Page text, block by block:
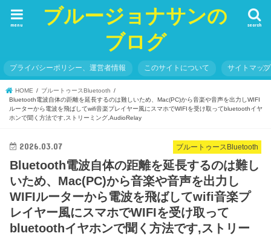
ブルージョナサンの
ブログ
search
menu
プライバシーポリシー、運営者情報 このサイトについて サイトマップ
HOME
ブルートゥースBluetooth
Bluetooth電波自体の距離を延長するのは難しいため、Mac(PC)から音楽や音声を出力しWIFI
ルーターから電波を飛ばしてwifi音楽プレイヤー風にスマホでWIFIを受け取ってbluetoothイヤ
ホンで聞く方法です,ストリーミング,AudioRelay
ブルートゥースBluetooth
2026.03.07
Bluetooth電波自体の距離を延長するのは難し
いため、Mac(PC)から音楽や音声を出力し
WIFIルーターから電波を飛ばしてwifi音楽プ
レイヤー風にスマホでWIFIを受け取って
bluetoothイヤホンで聞く方法です,ストリー